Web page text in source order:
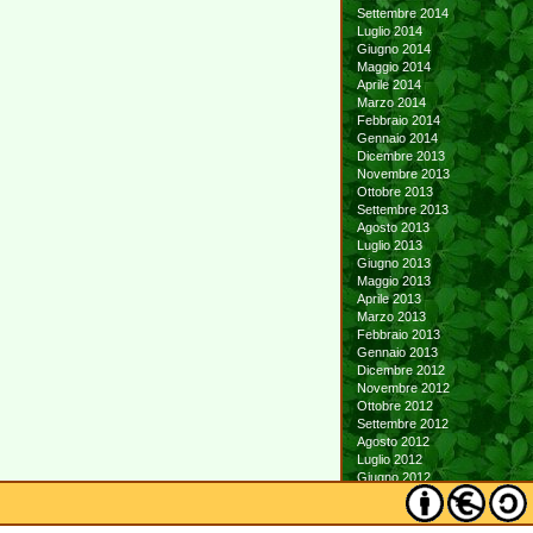
Settembre 2014
Luglio 2014
Giugno 2014
Maggio 2014
Aprile 2014
Marzo 2014
Febbraio 2014
Gennaio 2014
Dicembre 2013
Novembre 2013
Ottobre 2013
Settembre 2013
Agosto 2013
Luglio 2013
Giugno 2013
Maggio 2013
Aprile 2013
Marzo 2013
Febbraio 2013
Gennaio 2013
Dicembre 2012
Novembre 2012
Ottobre 2012
Settembre 2012
Agosto 2012
Luglio 2012
Giugno 2012
Maggio 2012
Aprile 2012